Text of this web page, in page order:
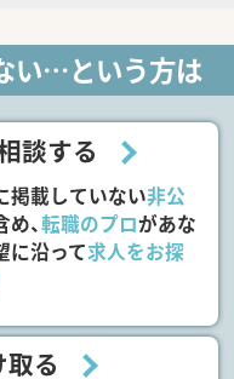
い…という方は
談する
掲載していない非公
め、転職のプロがあな
に沿って求人をお探
る